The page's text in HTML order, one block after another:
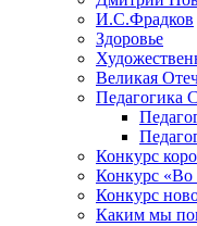
И.С.Фрадков
Здоровье
Великая
Педагогика
Конкурс
Конкурс «Во
Конкурс
Каким мы